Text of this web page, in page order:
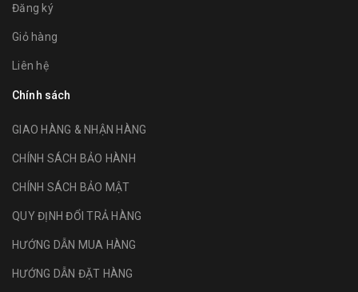
Đăng ký
Giỏ hàng
Liên hệ
Chính sách
GIAO HÀNG & NHẬN HÀNG
CHÍNH SÁCH BẢO HÀNH
CHÍNH SÁCH BẢO MẬT
QUY ĐỊNH ĐỔI TRẢ HÀNG
HƯỚNG DẪN MUA HÀNG
HƯỚNG DẪN ĐẶT HÀNG